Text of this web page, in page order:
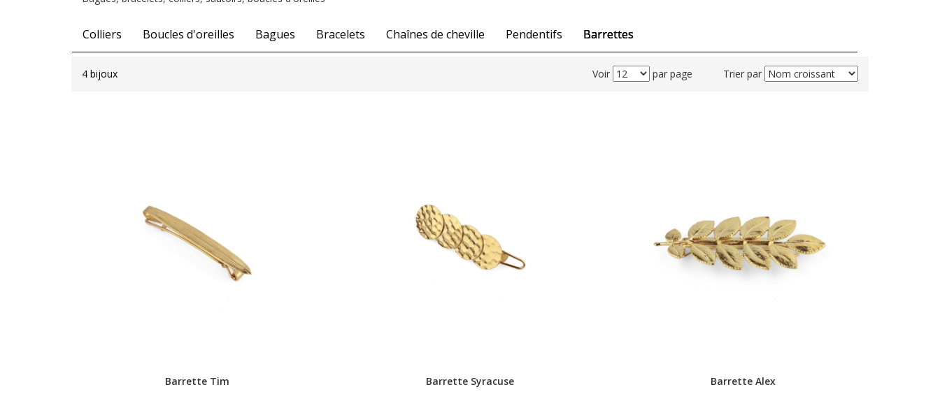
Colliers Boucles d'oreilles Bagues Bracelets Chaînes de cheville Pendentifs Barrettes
4 bijoux Voir par page Trier par
Barrette Tim Barrette Syracuse Barrette Alex